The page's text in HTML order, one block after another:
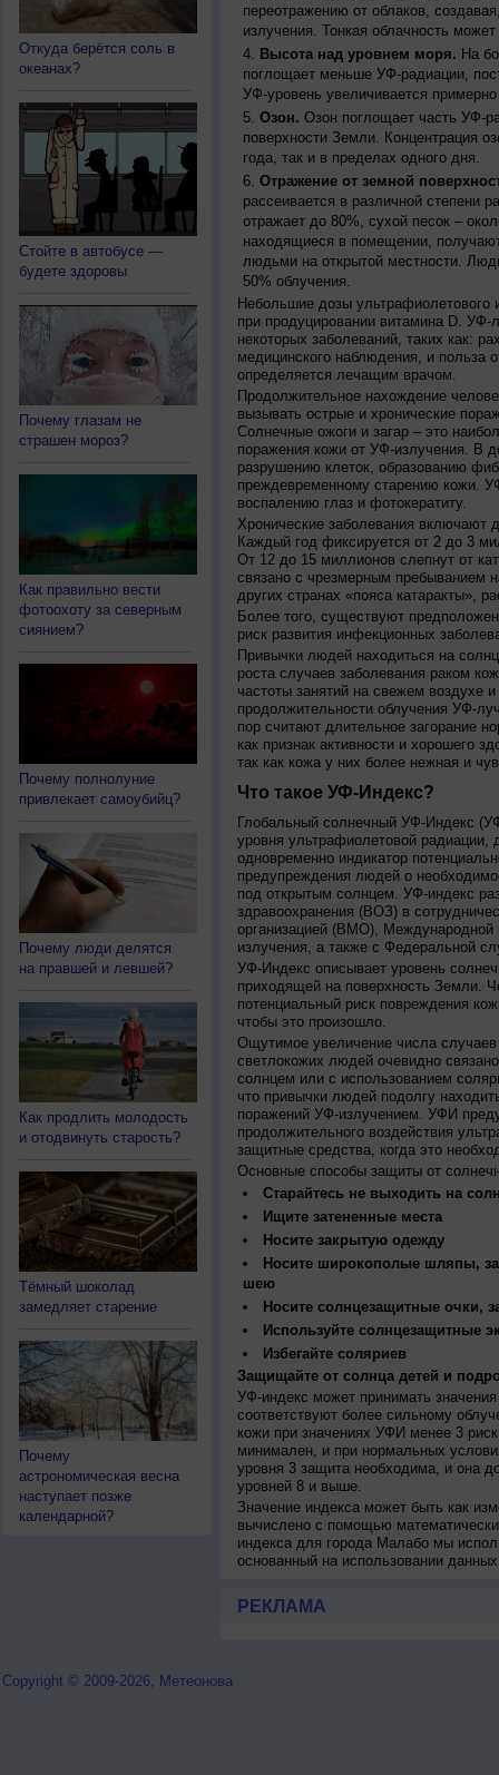
Откуда берётся соль в
океанах?
Стойте в автобусе —
будете здоровы
Почему глазам не
страшен мороз?
Как правильно вести
фотоохоту за северным
сиянием?
Почему полнолуние
привлекает самоубийц?
Почему люди делятся
на правшей и левшей?
Как продлить молодость
и отодвинуть старость?
Тёмный шоколад
замедляет старение
Почему
астрономическая весна
наступает позже
календарной?
переотражению от облаков,
излучения. Тонкая облачность
Высота над уровнем моря. На
поглощает меньше УФ-радиации,
УФ-уровень увеличивается
Озон. Озон поглощает часть УФ-
поверхности Земли. Концентрация
года, так и в пределах одного дня.
Отражение от земной
рассеивается в различной степени
отражает до 80%, сухой песок –
находящиеся в помещении,
людьми на открытой местности.
50% облучения.
Небольшие дозы ультрафиолетового
при продуцировании витамина D.
некоторых заболеваний, таких как:
медицинского наблюдения, и польза
определяется лечащим врачом.
Продолжительное нахождение
вызывать острые и хронические
Солнечные ожоги и загар – это
поражения кожи от УФ-излучения. В
разрушению клеток, образованию
преждевременному старению кожи.
воспалению глаз и фотокератиту.
Хронические заболевания включают
Каждый год фиксируется от 2 до 3
От 12 до 15 миллионов слепнут от
связано с чрезмерным пребыванием
других странах «пояса катаракты»,
Более того, существуют
риск развития инфекционных
Привычки людей находиться на
роста случаев заболевания раком
частоты занятий на свежем воздухе
продолжительности облучения УФ-
пор считают длительное загорание
как признак активности и хорошего
так как кожа у них более нежная и
Что такое УФ-Индекс?
Глобальный солнечный УФ-Индекс
уровня ультрафиолетовой
одновременно индикатор
предупреждения людей о
под открытым солнцем. УФ-индекс
здравоохранения (ВОЗ) в
организацией (ВМО), Международной
излучения, а также с Федеральной
УФ-Индекс описывает уровень
приходящей на поверхность Земли.
потенциальный риск повреждения
чтобы это произошло.
Ощутимое увеличение числа
светлокожих людей очевидно
солнцем или с использованием
что привычки людей подолгу
поражений УФ-излучением. УФИ
продолжительного воздействия
защитные средства, когда это
Основные способы защиты от
Старайтесь не выходить на
Ищите затененные места
Носите закрытую одежду
Носите широкополые шляпы,
шею
Носите солнцезащитные очки,
Используйте солнцезащитные
Избегайте соляриев
Защищайте от солнца детей и
УФ-индекс может принимать
соответствуют более сильному
кожи при значениях УФИ менее 3
минимален, и при нормальных
уровня 3 защита необходима, и она
уровней 8 и выше.
Значение индекса может быть как
вычислено с помощью
индекса для города Малабо мы
основанный на использовании
РЕКЛАМА
Copyright © 2009-2026, Метеонова